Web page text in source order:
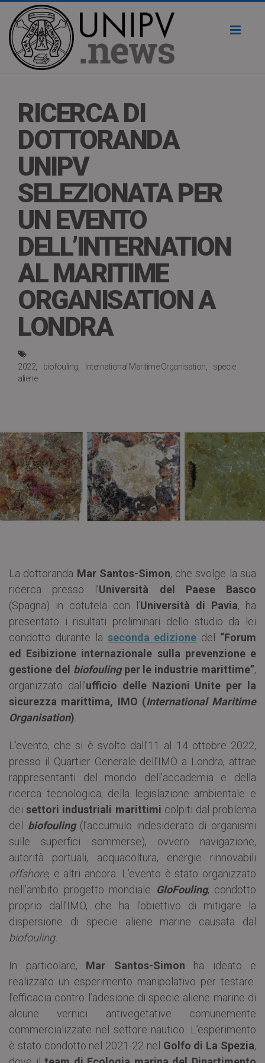
RICERCA DI
DOTTORANDA
UNIPV
SELEZIONATA PER
UN EVENTO
DELL’INTERNATION
AL MARITIME
ORGANISATION A
LONDRA
2022 biofouling International Maritime Organisation
specie
aliene
La dottoranda Mar Santos-Simon, che svolge la sua
ricerca presso l’Università del Paese Basco
(Spagna) in cotutela con l’Università di Pavia, ha
presentato i risultati preliminari dello studio da lei
condotto durante la seconda edizione del “Forum
ed Esibizione internazionale sulla prevenzione e
gestione del biofoulingper le industrie marittime”,
organizzato dall’ufficio delle Nazioni Unite per la
sicurezza marittima, IMO (International Maritime
Organisation)
L’evento, che si è svolto dall’11 al 14 ottobre 2022,
presso il Quartier Generale dell’IMO a Londra, attrae
rappresentanti del mondo dell’accademia e della
ricerca tecnologica, della legislazione ambientale e
deisettori industriali marittimi colpiti dal problema
del biofouling(l’accumulo indesiderato di organismi
sulle superfici sommerse), ovvero navigazione,
autorità portuali, acquacoltura, energie rinnovabili
offshore, e altri ancora. L’evento è stato organizzato
nell’ambito progetto mondiale GloFouling, condotto
proprio dall’IMO, che ha l’obiettivo di mitigare la
dispersione di specie aliene marine causata dal
biofouling.
In particolare, Mar Santos-Simon ha ideato e
realizzato un esperimento manipolativo per testare
l’efficacia contro l’adesione di specie aliene marine di
alcune vernici antivegetative comunemente
commercializzate nel settore nautico. L’esperimento
è stato condotto nel 2021-22 nel Golfo di La Spezia,